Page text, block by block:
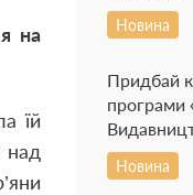
на
їй
над
Новина
Придбай
програми
Новина